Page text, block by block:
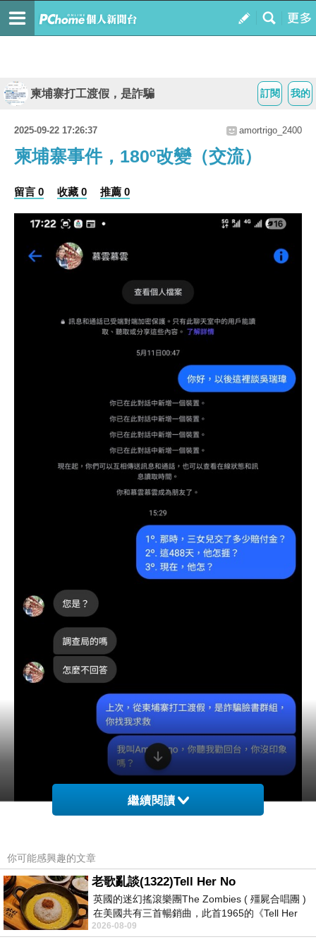
我的
訂閱
柬埔寨打工渡假，是詐騙
2025-09-22 17:26:37 amortrigo_2400
柬埔寨事件，180º改變（交流）
留言 0 收藏 0 推薦 0
繼續閱讀
你可能感興趣的文章
老歌亂談(1322)Tell Her No
英國的迷幻搖滾樂團The Zombies ( 殭屍合唱團 )
在美國共有三首暢銷曲，此首1965的《Tell Her
No》即為其中之一，在告示牌百大單曲
2026-08-09